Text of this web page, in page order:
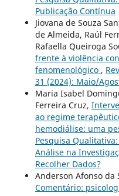
Publicação Contínua
Jiovana de Souza
de Almeida, Raúl
Rafaella Queiroga
frente à violência
fenomenológico ,
31 (2024): Maio/
Maria Isabel
Ferreira Cruz,
ao regime
hemodiálise: uma
Pesquisa
Análise na
Recolher Dados?
Anderson Afonso da
Comentário: